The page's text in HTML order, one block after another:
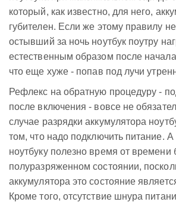
который, как известно, для него,
губителен. Если же этому правилу
остывший за ночь ноутбук поутру
естественным образом после
что еще хуже - попав под лучи
Рефлекс на обратную процедуру -
после включения - вовсе не
случае разрядки аккумулятора
том, что надо подключить питание.
ноутбуку полезно время от времени
полуразряженном состоянии,
аккумулятора это состояние
Кроме того, отсутствие шнура